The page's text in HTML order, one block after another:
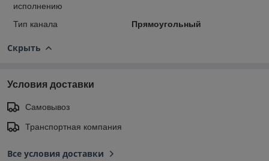
исполнению
Тип канала Прямоугольный
Скрыть
Условия доставки
Самовывоз
Транспортная компания
Все условия доставки